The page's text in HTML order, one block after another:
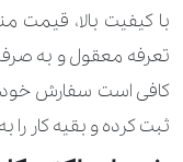
جلیقه
جوراب
چادر
با کیفیت بالا، قیمت
تعرفه معقول و به
کافی است سفارش خود
ثبت کرده و بقیه کار را